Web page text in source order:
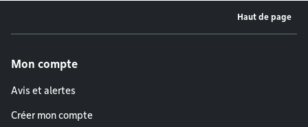
Haut de page
Mon compte
Avis et alertes
Créer mon compte